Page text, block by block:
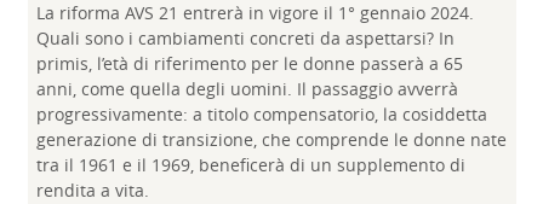
La riforma AVS 21 entrerà in vigore il 1° gennaio 2024.
Quali sono i cambiamenti concreti da aspettarsi? In
primis, l’età di riferimento per le donne passerà a 65
anni, come quella degli uomini. Il passaggio avverrà
progressivamente: a titolo compensatorio, la cosiddetta
generazione di transizione, che comprende le donne nate
tra il 1961 e il 1969, beneficerà di un supplemento di
rendita a vita.